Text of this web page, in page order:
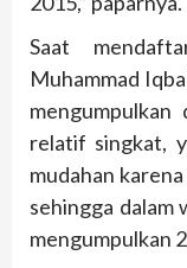
Saat
Muhammad
relatif singkat,
mudahan
sehingga dalam
mengumpulkan